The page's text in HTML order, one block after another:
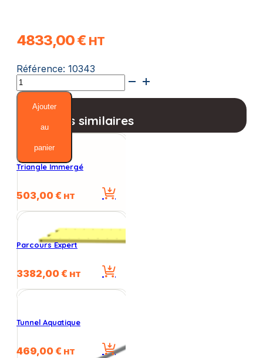
4833,00€ HT
Référence: 10343
quantité
de
Parcours
Champion
Ajouter
au
panier
Produits similaires
Triangle Immergé
503,00€ HT
Parcours Expert
3382,00€ HT
Tunnel Aquatique
469,00€ HT